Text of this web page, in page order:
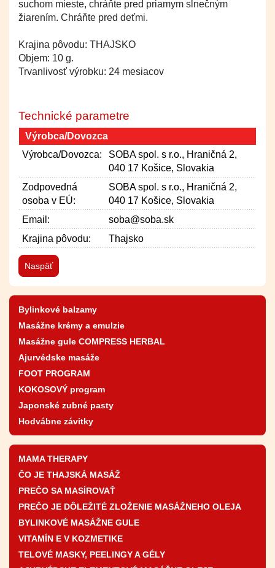
suchom mieste, chráňte pred priamym slnečným
žiarením. Chráňte pred deťmi.
Krajina pôvodu: THAJSKO
Objem: 10 g.
Trvanlivosť výrobku: 24 mesiacov
Technické parametre
Výrobca/Dovozca
Výrobca/Dovozca:
SOBA spol. s r.o., Hraničná 2,
040 17 Košice, Slovakia
Zodpovedná
osoba v EÚ:
SOBA spol. s r.o., Hraničná 2,
040 17 Košice, Slovakia
Email:
soba@soba.sk
Krajina pôvodu:
Thajsko
Naspäť
Bylinkové balzamy
Masážne krémy a emulzie
Masážne gule COMPRESS HERBAL
Ajurvédske masáže
FOOT PROGRAM
KOKOSOVÝ program
Japonské zubné pasty
Hodvábne závitky
MAMA THERAPY
ČO JE THAJSKÁ MASÁŽ
PREČO SA MASÍROVAŤ
PREČO JE DÔLEŽITÉ ZLOŽENIE MASÁŽNEHO OLEJA
BYLINKOVÉ MASÁŽNE GULE
VITAMÍN E V KOZMETIKE
TELOVÉ MASKY, PEELINGY A GÉLY